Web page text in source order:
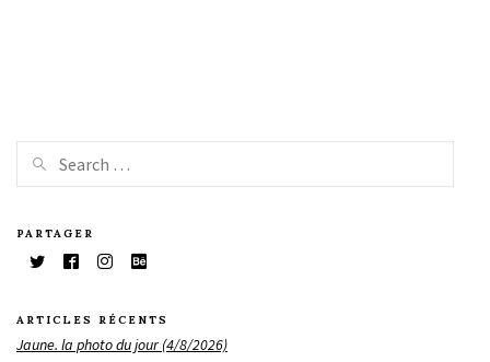
PARTAGER
ARTICLES RÉCENTS
Jaune. la photo du jour (4/8/2026)